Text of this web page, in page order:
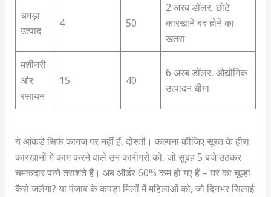
चमड़ा
उत्पाद
4 50
2 अरब डॉलर, छोटे
कारखाने बंद होने का
खतरा
मशीनरी
और
रसायन
15 40
6 अरब डॉलर, औद्योगिक
उत्पादन धीमा
ये आंकड़े सिर्फ कागज पर नहीं हैं, दोस्तों। कल्पना कीजिए सूरत के हीरा
कारखानों में काम करने वाले उन कारीगरों को, जो सुबह 5 बजे उठकर
चमकदार पन्ने तराशते हैं। अब ऑर्डर 60% कम हो गए हैं – घर का चूल्हा
कैसे जलेगा? या पंजाब के कपड़ा मिलों में महिलाओं को, जो दिनभर सिलाई